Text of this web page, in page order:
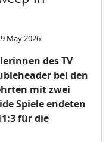
May 2026
des TV
bei den
mit zwei
Spiele endeten
für die